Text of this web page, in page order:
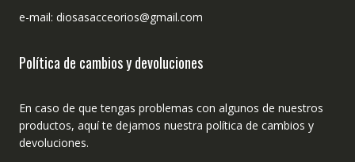
e-mail: diosasacceorios@gmail.com
Política de cambios y devoluciones
En caso de que tengas problemas con algunos de nuestros
productos, aquí te dejamos nuestra política de cambios y
devoluciones.